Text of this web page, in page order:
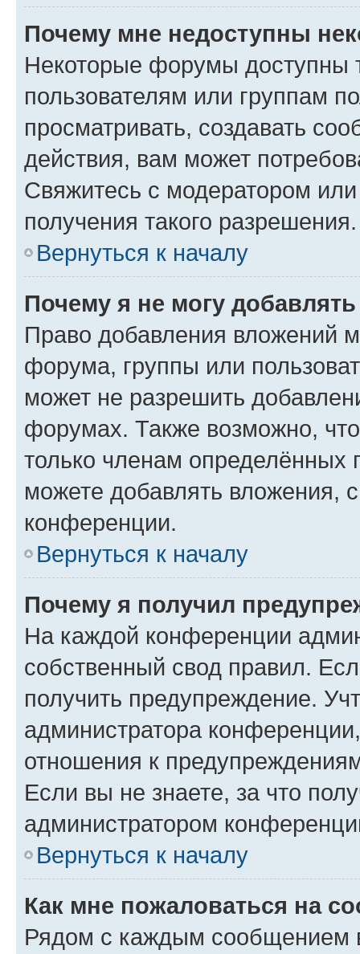
Почему мне недоступны
Некоторые форумы доступны
пользователям или группам
просматривать, создавать
действия, вам может
Свяжитесь с модератором
получения такого разрешения.
Вернуться к началу
Почему я не могу
Право добавления вложений
форума, группы или
может не разрешить
форумах. Также возможно,
только членам определённых
можете добавлять вложения,
конференции.
Вернуться к началу
Почему я получил
На каждой конференции
собственный свод правил.
получить предупреждение.
администратора
отношения к
Если вы не знаете, за что
администратором
Вернуться к началу
Как мне пожаловаться на
Рядом с каждым сообщением